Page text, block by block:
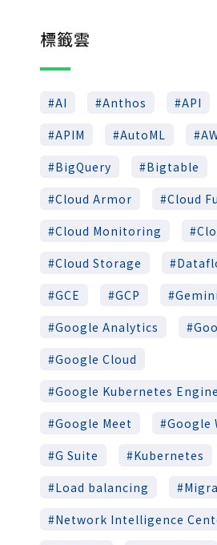
標籤雲
AI Anthos API
APIM
AutoML
BigQuery
Bigtable
Cloud Armor
Cloud
Cloud Monitoring
Cloud Storage
GCE
GCP Gemini
Google Analytics
Google Cloud
Google Kubernetes Engine
Google Meet
Google
G Suite
Kubernetes
Load balancing
Network Intelligence